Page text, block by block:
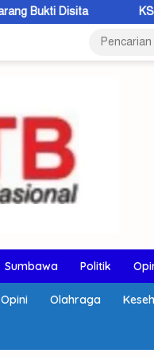
KSB Hibah 5 Hektar
Sumbawa Politik
Opini Olahraga